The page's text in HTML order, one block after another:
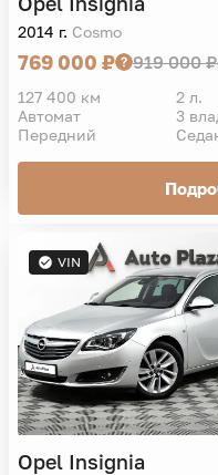
2014 г. Cosmo
769 000 ₽ 919 000 ₽
127 400 км 2 л.
Автомат
3
Передний
VIN
Opel Insignia